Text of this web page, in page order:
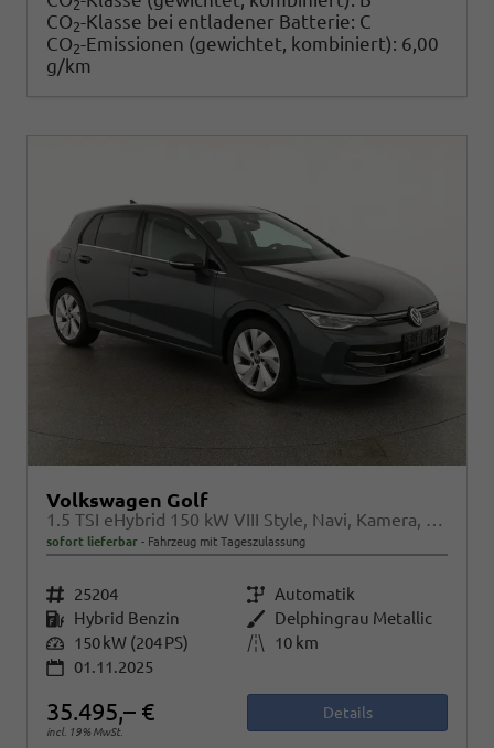
2
CO2-Klasse bei entladener Batterie: C
CO2-Emissionen (gewichtet, kombiniert): 6,00
g/km
Volkswagen Golf
1.5 TSI eHybrid 150 kW VIII Style, Navi, Kamera, Side, LED-Plus
sofort lieferbar Fahrzeug mit Tageszulassung
Fahrzeugnr. 25204 Getriebe Automatik
Kraftstoff Hybrid Benzin Außenfarbe Delphingrau Metallic
Leistung 150 kW (204 PS) Kilometerstand
10 km
01.11.2025
35.495,– €
incl. 19% MwSt.
Details